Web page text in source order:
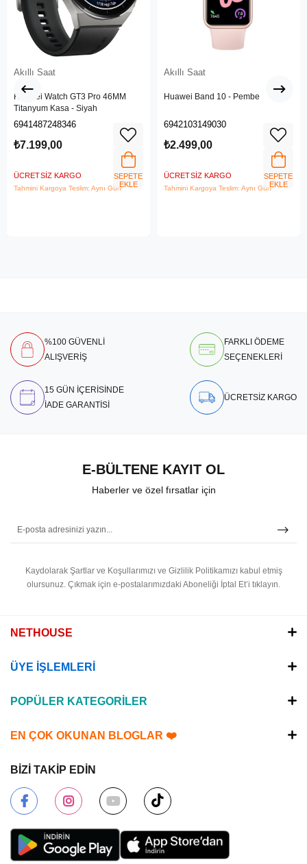
Akıllı Saat
Huawei Watch GT3 Pro 46MM
Titanyum Kasa - Siyah
6941487248346
₺7.199,00
ÜCRETSIZ KARGO
Tahmini Kargoya Teslim: Aynı Gün
SEPETE
EKLE
Akıllı Saat
Huawei Band 10 - Pembe
6942103149030
₺2.499,00
ÜCRETSIZ KARGO
Tahmini Kargoya Teslim: Aynı Gün
SEPETE
EKLE
%100 GÜVENLİ
ALIŞVERİŞ
FARKLI ÖDEME
SEÇENEKLERİ
15 GÜN İÇERİSİNDE
İADE GARANTİSİ
ÜCRETSİZ KARGO
E-BÜLTENE KAYIT OL
Haberler ve özel fırsatlar için
Kaydolarak Şartlar ve Koşullarımızı ve Gizlilik Politikamızı kabul etmiş
olursunuz. Çıkmak için e-postalarımızdaki Aboneliği İptal Et’i tıklayın.
NETHOUSE
ÜYE İŞLEMLERİ
POPÜLER KATEGORİLER
EN ÇOK OKUNAN BLOGLAR ❤️
BİZİ TAKİP EDİN